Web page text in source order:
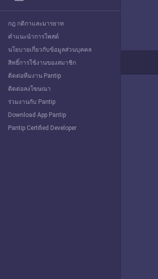
Explore
กฎ กติกาและมารยาท
คำแนะนำการโพสต์
นโยบายเกี่ยวกับข้อมูลส่วนบุคคล
สิทธิ์การใช้งานของสมาชิก
ติดต่อทีมงาน Pantip
ติดต่อลงโฆษณา
ร่วมงานกับ Pantip
Download App Pantip
Pantip Certified Developer